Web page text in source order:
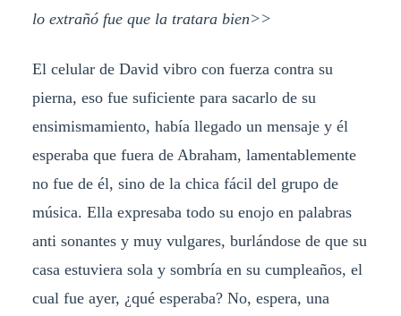
lo extrañó fue que la tratara bien>>
El celular de David vibro con fuerza contra su
pierna, eso fue suficiente para sacarlo de su
ensimismamiento, había llegado un mensaje y él
esperaba que fuera de Abraham, lamentablemente
no fue de él, sino de la chica fácil del grupo de
música. Ella expresaba todo su enojo en palabras
anti sonantes y muy vulgares, burlándose de que su
casa estuviera sola y sombría en su cumpleaños, el
cual fue ayer, ¿qué esperaba? No, espera, una